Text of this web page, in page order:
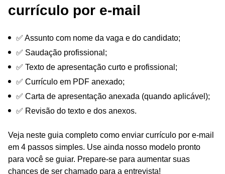
currículo por e-mail
✅ Assunto com nome da vaga e do candidato;
✅ Saudação profissional;
✅ Texto de apresentação curto e profissional;
✅ Currículo em PDF anexado;
✅ Carta de apresentação anexada (quando aplicável);
✅ Revisão do texto e dos anexos.
Veja neste guia completo como enviar currículo por e-mail
em 4 passos simples. Use ainda nosso modelo pronto
para você se guiar. Prepare-se para aumentar suas
chances de ser chamado para a entrevista!